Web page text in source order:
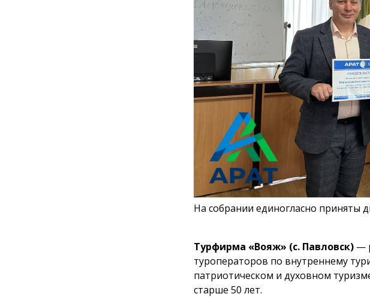
На собрании единогласно приняты
Турфирма «Вояж» (с. Павловск) —
туроператоров по внутреннему
патриотическом и духовном
старше 50 лет.